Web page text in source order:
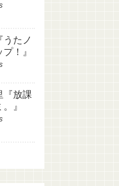
うたノ
！』
『放課
』